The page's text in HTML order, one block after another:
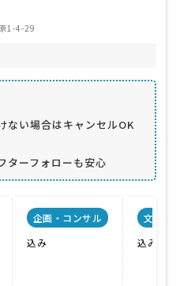
1-4-29
ない場合はキャンセルOK
ターフォローも安心
企画・コンサル
込み
文章作
込み